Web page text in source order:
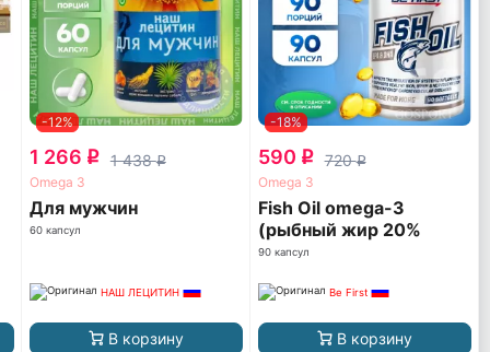
-12%
1 266 q 1 438q
Omega 3
Для мужчин
60 капсул
НАШ ЛЕЦИТИН
В корзину
-18%
590 q 720q
Omega 3
Fish Oil omega-3
(рыбный жир 20%
ПНЖК)
90 капсул
Be First
В корзину